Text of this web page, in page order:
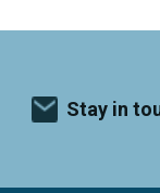
Stay in